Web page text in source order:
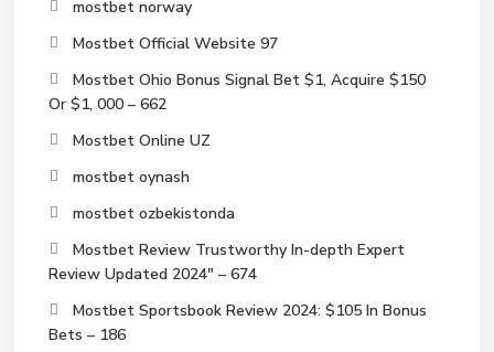
mostbet norway
Mostbet Official Website 97
Mostbet Ohio Bonus Signal Bet $1, Acquire $150
Or $1, 000 – 662
Mostbet Online UZ
mostbet oynash
mostbet ozbekistonda
Mostbet Review Trustworthy In-depth Expert
Review Updated 2024" – 674
Mostbet Sportsbook Review 2024: $105 In Bonus
Bets – 186